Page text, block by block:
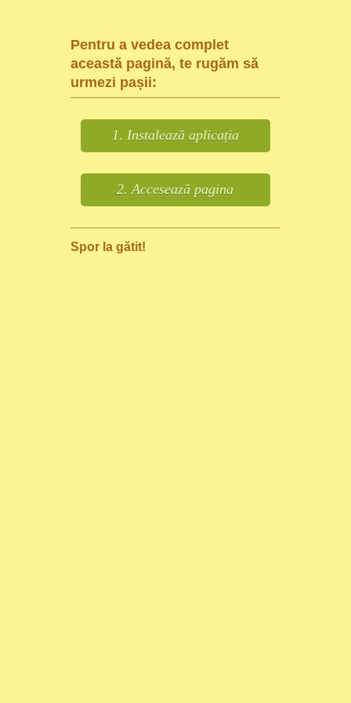
Pentru a vedea complet
această pagină, te rugăm să
urmezi pașii:
1. Instalează aplicația
2. Accesează pagina
Spor la gătit!